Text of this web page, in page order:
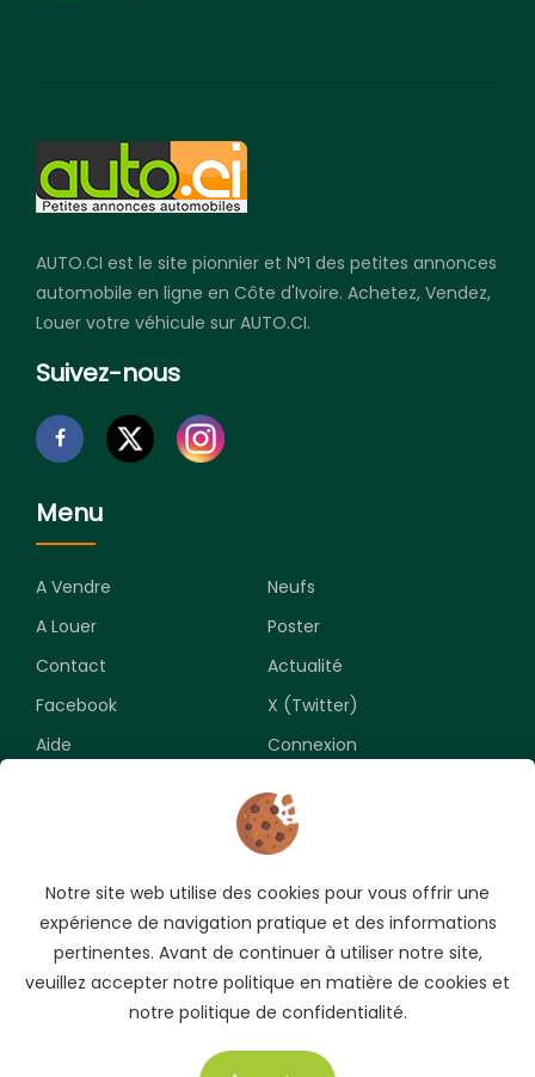
AUTO.CI est le site pionnier et N°1 des petites annonces
automobile en ligne en Côte d'Ivoire. Achetez, Vendez,
Louer votre véhicule sur AUTO.CI.
Suivez-nous
Menu
A Vendre
Neufs
A Louer
Poster
Contact
Actualité
Facebook
X (Twitter)
Aide
Connexion
Souscrivez pour recevoir les meilleures opportunités.
Notre site web utilise des cookies pour vous offrir une
expérience de navigation pratique et des informations
pertinentes. Avant de continuer à utiliser notre site,
veuillez accepter notre politique en matière de cookies et
notre politique de confidentialité.